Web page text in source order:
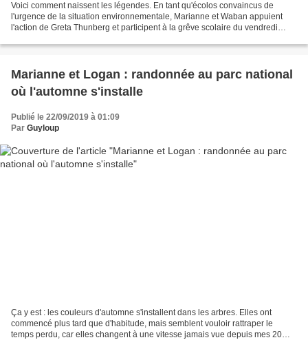
Voici comment naissent les légendes. En tant qu'écolos convaincus de
l'urgence de la situation environnementale, Marianne et Waban appuient
l'action de Greta Thunberg et participent à la grêve scolaire du vendredi
Marianne et Logan : randonnée au parc national
où l'automne s'installe
Publié le 22/09/2019 à 01:09
Par Guyloup
Ça y est : les couleurs d'automne s'installent dans les arbres. Elles ont
commencé plus tard que d'habitude, mais semblent vouloir rattraper le
temps perdu, car elles changent à une vitesse jamais vue depuis mes 20